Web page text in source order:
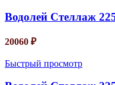
Водолей Стеллаж
20060 ₽
Быстрый просмотр